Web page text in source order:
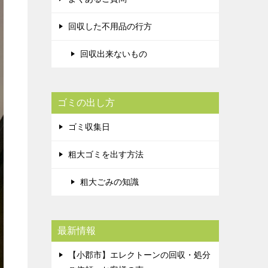
回収した不用品の行方
回収出来ないもの
ゴミの出し方
ゴミ収集日
粗大ゴミを出す方法
粗大ごみの知識
最新情報
【小郡市】エレクトーンの回収・処分